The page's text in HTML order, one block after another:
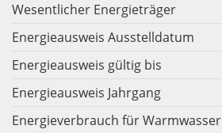
Wesentlicher Energieträger
Energieausweis Ausstelldatum
Energieausweis gültig bis
Energieausweis Jahrgang
Energieverbrauch für Warmwasser